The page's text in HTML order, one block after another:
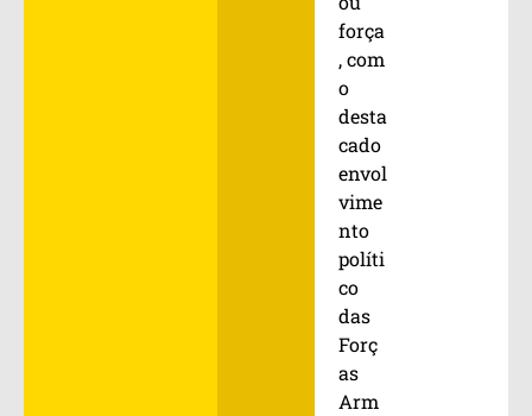
força
, com
o
desta
cado
envol
vime
nto
políti
co
das
Forç
as
Arm